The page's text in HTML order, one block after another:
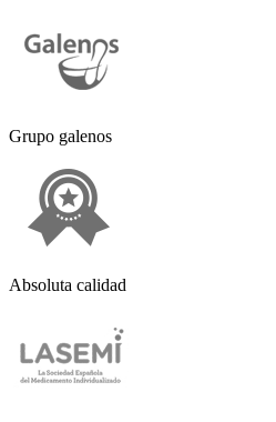
Grupo galenos
Absoluta calidad